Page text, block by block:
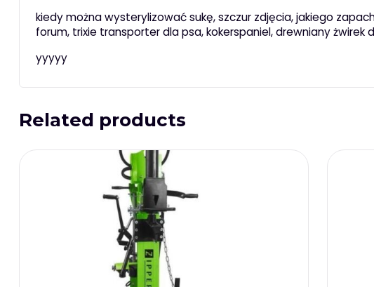
kiedy można wysterylizować sukę, szczur zdjęcia, jakiego
forum, trixie transporter dla psa, kokerspaniel, drewniany żwirek
yyyyy
Related products